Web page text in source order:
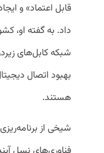
قابل اعتماد» و
داد. به گفته او،
شبکه کابل‌های
بهبود اتصال
هستند.
شیخی از